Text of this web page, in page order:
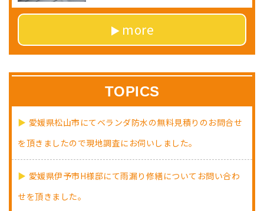
more
TOPICS
愛媛県松山市にてベランダ防水の無料見積りのお問合せ
を頂きましたので現地調査にお伺いしました。
愛媛県伊予市H様邸にて雨漏り修繕についてお問い合わ
せを頂きました。